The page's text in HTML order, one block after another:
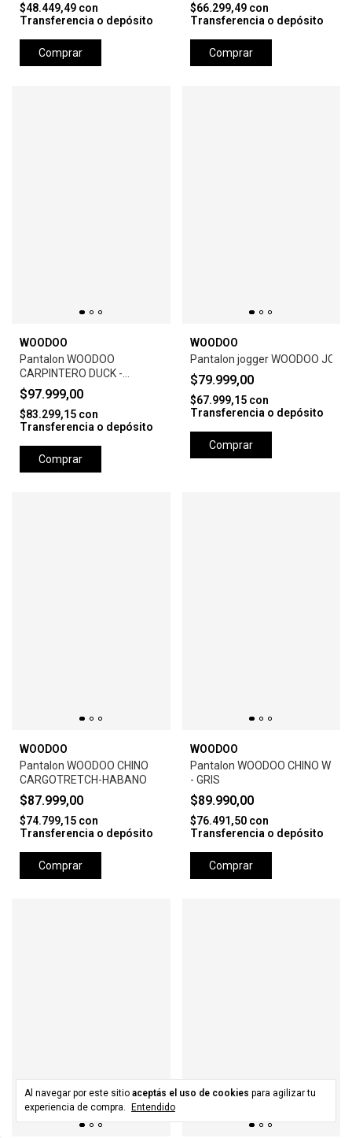
Al navegar por este sitio aceptás el uso de cookies para agilizar tu
experiencia de compra.
Entendido
$48.449,49 con
Transferencia o depósito
Comprar
$66.299,49 con
Transferencia o depósito
Comprar
WOODOO
Pantalon WOODOO
CARPINTERO DUCK -
MARRON CLARO
$97.999,00
$83.299,15 con
Transferencia o depósito
Comprar
WOODOO
Pantalon jogger WOODOO
$79.999,00
$67.999,15 con
Transferencia o depósito
Comprar
WOODOO
Pantalon WOODOO CHINO
CARGOTRETCH-HABANO
$87.999,00
$74.799,15 con
Transferencia o depósito
Comprar
WOODOO
Pantalon WOODOO CHINO W
- GRIS
$89.990,00
$76.491,50 con
Transferencia o depósito
Comprar